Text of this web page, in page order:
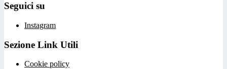
Seguici su
Instagram
Sezione Link Utili
Cookie policy